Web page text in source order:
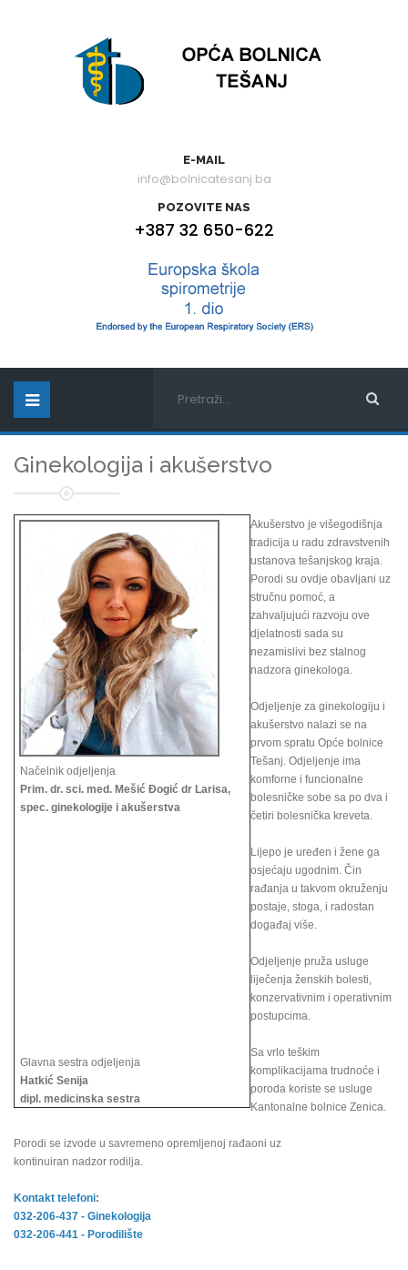
E-MAIL
info@bolnicatesanj.ba
POZOVITE NAS
+387 32 650-622
Ginekologija i akušerstvo
Načelnik odjeljenja
Prim. dr. sci. med. Mešić Đogić dr Larisa,
spec. ginekologije i akušerstva
Glavna sestra odjeljenja
Hatkić Senija
dipl. medicinska sestra
Akušerstvo je višegodišnja
tradicija u radu zdravstvenih
ustanova tešanjskog kraja.
Porodi su ovdje obavljani uz
stručnu pomoć, a
zahvaljujući razvoju ove
djelatnosti sada su
nezamislivi bez stalnog
nadzora ginekologa.
Odjeljenje za ginekologiju i
akušerstvo nalazi se na
prvom spratu Opće bolnice
Tešanj. Odjeljenje ima
komforne i funcionalne
bolesničke sobe sa po dva i
četiri bolesnička kreveta.
Lijepo je uređen i žene ga
osjećaju ugodnim. Čin
rađanja u takvom okruženju
postaje, stoga, i radostan
događaj više.
Odjeljenje pruža usluge
liječenja ženskih bolesti,
konzervativnim i operativnim
postupcima.
Sa vrlo teškim
komplikacijama trudnoće i
poroda koriste se usluge
Kantonalne bolnice Zenica.
Porodi se izvode u savremeno opremljenoj rađaoni uz
kontinuiran nadzor rodilja.
Kontakt telefoni:
032-206-437 - Ginekologija
032-206-441 - Porodilište